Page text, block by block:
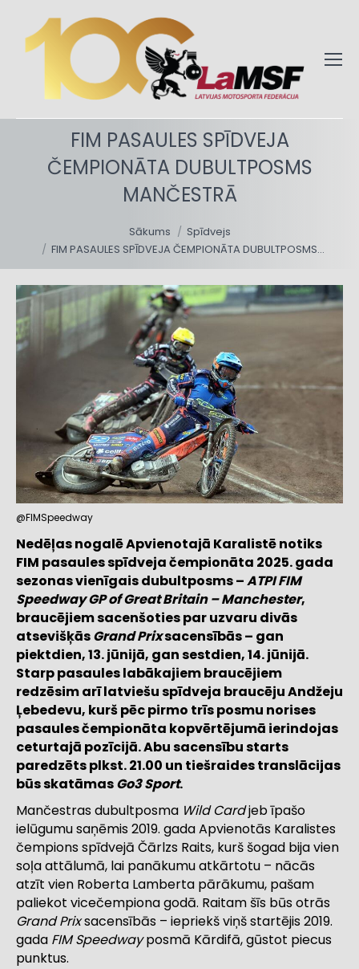
FIM PASAULES SPĪDVEJA
ČEMPIONĀTA DUBULTPOSMS
MANČESTRĀ
Sākums
Spīdvejs
FIM PASAULES SPĪDVEJA ČEMPIONĀTA DUBULTPOSMS…
@FIMSpeedway
Nedēļas nogalē Apvienotajā Karalistē notiks
FIM pasaules spīdveja čempionāta 2025. gada
sezonas vienīgais dubultposms –ATPI FIM
Speedway GP of Great Britain – Manchester,
braucējiem sacenšoties par uzvaru divās
atsevišķāsGrand Prixsacensībās – gan
piektdien, 13. jūnijā, gan sestdien, 14. jūnijā.
Starp pasaules labākajiem braucējiem
redzēsim arī latviešu spīdveja braucēju Andžeju
Ļebedevu, kurš pēc pirmo trīs posmu norises
pasaules čempionāta kopvērtējumā ierindojas
ceturtajā pozīcijā. Abu sacensību starts
paredzēts plkst. 21.00 un tiešraides translācijas
būs skatāmasGo3 Sport.
Mančestras dubultposma Wild Cardjeb īpašo
ielūgumu saņēmis 2019. gada Apvienotās Karalistes
čempions spīdvejā Čārlzs Raits, kurš šogad bija vien
soļa attālumā, lai panākumu atkārtotu – nācās
atzīt vien Roberta Lamberta pārākumu, pašam
paliekot vicečempiona godā. Raitam šīs būs otrās
Grand Prixsacensībās – iepriekš viņš startējis 2019.
gada FIM Speedwayposmā Kārdifā, gūstot piecus
punktus.